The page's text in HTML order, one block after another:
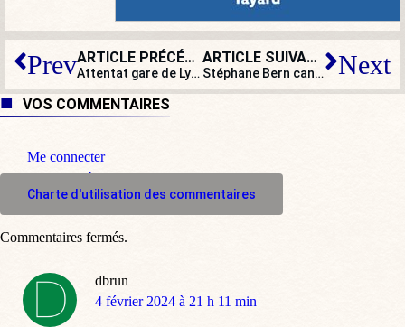
Prev ARTICLE PRÉCÉDENT
Attentat gare de Lyon : le curieux profil du Malien déséquilibré
ARTICLE SUIVANT
Stéphane Bern candidat aux élections municipales de Thiron-Gardais Next
VOS COMMENTAIRES
Me connecter
M'inscrire à l'espace commentaire
Charte d'utilisation des commentaires
dbrun
dit
4 février 2024 à 21 h 11 min
Commentaires fermés.